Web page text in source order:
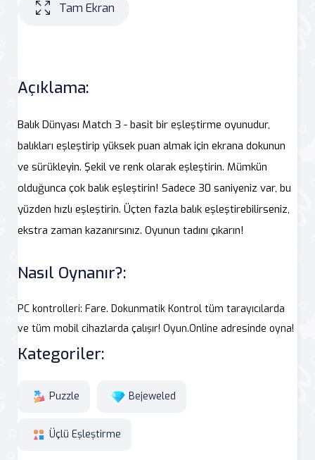
Tam Ekran
Açıklama:
Balık Dünyası Match 3 - basit bir eşleştirme oyunudur,
balıkları eşleştirip yüksek puan almak için ekrana dokunun
ve sürükleyin. Şekil ve renk olarak eşleştirin. Mümkün
olduğunca çok balık eşleştirin! Sadece 30 saniyeniz var, bu
yüzden hızlı eşleştirin. Üçten fazla balık eşleştirebilirseniz,
ekstra zaman kazanırsınız. Oyunun tadını çıkarın!
Nasıl Oynanır?:
PC kontrolleri: Fare. Dokunmatik Kontrol tüm tarayıcılarda
ve tüm mobil cihazlarda çalışır! Oyun.Online adresinde oyna!
Kategoriler:
Puzzle Bejeweled
Üçlü Eşleştirme